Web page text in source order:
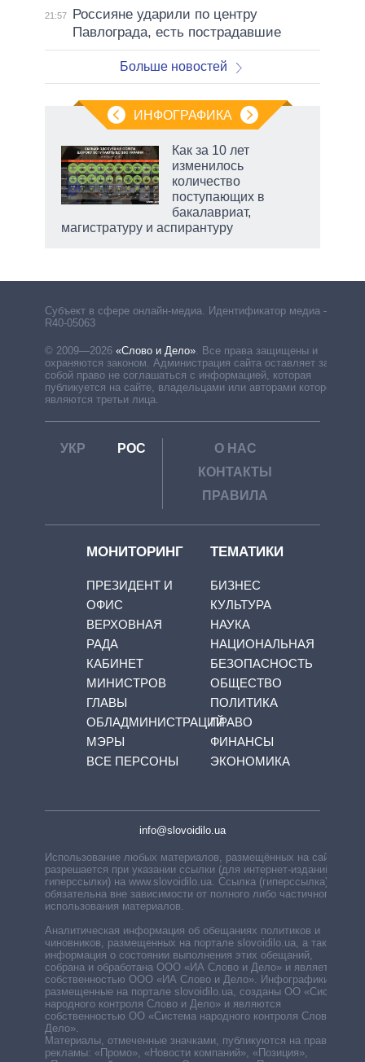
21:57
Россияне ударили по центру
Павлограда, есть пострадавшие
Больше новостей
ИНФОГРАФИКА
Как за 10 лет
изменилось
количество
поступающих в
бакалавриат,
магистратуру и аспирантуру
Субъект в сфере онлайн-медиа. Идентификатор медиа –
R40-05063
© 2009—2026 «Слово и Дело». Все права защищены и
охраняются законом. Администрация сайта оставляет за
собой право не соглашаться с информацией, которая
публикуется на сайте, владельцами или авторами которой
являются третьи лица.
УКР РОС
О НАС
КОНТАКТЫ
ПРАВИЛА
МОНИТОРИНГ
ПРЕЗИДЕНТ И
ОФИС
ВЕРХОВНАЯ
РАДА
КАБИНЕТ
МИНИСТРОВ
ГЛАВЫ
ОБЛАДМИНИСТРАЦИЙ
МЭРЫ
ВСЕ ПЕРСОНЫ
ТЕМАТИКИ
БИЗНЕС
КУЛЬТУРА
НАУКА
НАЦИОНАЛЬНАЯ
БЕЗОПАСНОСТЬ
ОБЩЕСТВО
ПОЛИТИКА
ПРАВО
ФИНАНСЫ
ЭКОНОМИКА
info@slovoidilo.ua
Использование любых материалов, размещённых на сайте,
разрешается при указании ссылки (для интернет-изданий —
гиперссылки) на www.slovoidilo.ua. Ссылка (гиперссылка)
обязательна вне зависимости от полного либо частичного
использования материалов.
Аналитическая информация об обещаниях политиков и
чиновников, размещенных на портале slovoidilo.ua, а также
информация о состоянии выполнения этих обещаний,
собрана и обработана ООО «ИА Слово и Дело» и является
собственностью ООО «ИА Слово и Дело». Инфографики,
размещенные на портале slovoidilo.ua, созданы ОО «Система
народного контроля Слово и Дело» и являются
собственностью ОО «Система народного контроля Слово и
Дело».
Материалы, отмеченные значками, публикуются на правах
рекламы: «Промо», «Новости компаний», «Позиция»,